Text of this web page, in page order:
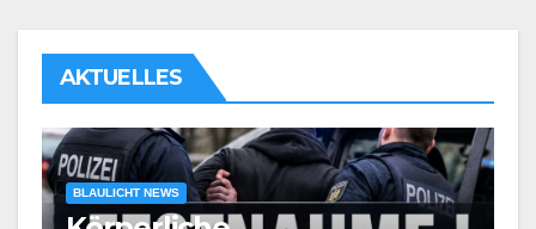
AKTUELLES
BLAULICHT NEWS